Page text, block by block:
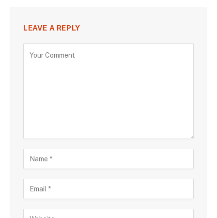
LEAVE A REPLY